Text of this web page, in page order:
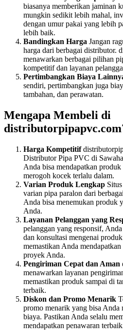
biasanya memberikan jaminan
mungkin sedikit lebih mahal,
dengan umur pakai yang lebih
lebih baik.
Bandingkan Harga Jangan
harga dari berbagai distributor.
menawarkan berbagai pilihan
kompetitif dan layanan
Pertimbangkan Biaya
sendiri, pertimbangkan juga
tambahan, dan perawatan.
Mengapa Membeli di
Harga Kompetitif
Distributor Pipa PVC di
Anda bisa mendapatkan
merogoh kocek terlalu dalam.
Varian Produk Lengkap
varian pipa paralon dari
Anda bisa menemukan produk
Anda.
Layanan Pelanggan yang
pelanggan yang responsif,
dan konsultasi mengenai
memastikan Anda
proyek Anda.
Pengiriman Cepat dan Aman
menawarkan layanan
memastikan produk sampai di
terbaik.
Diskon dan Promo Menarik
promo menarik yang bisa Anda
biaya. Pastikan Anda selalu
mendapatkan penawaran